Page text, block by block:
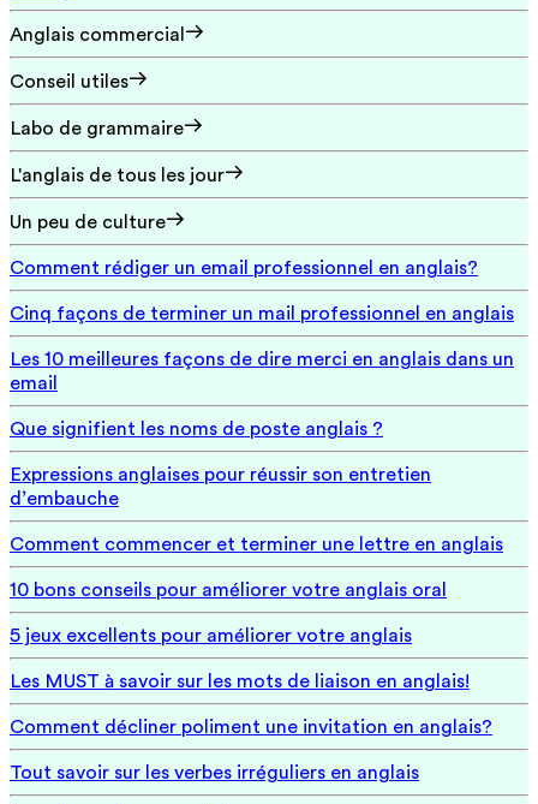
Anglais commercial
Conseil utiles
Labo de grammaire
L'anglais de tous les jour
Un peu de culture
Comment rédiger un email professionnel en anglais?
Cinq façons de terminer un mail professionnel en anglais
Les 10 meilleures façons de dire merci en anglais dans un
email
Que signifient les noms de poste anglais ?
Expressions anglaises pour réussir son entretien
d’embauche
Comment commencer et terminer une lettre en anglais
10 bons conseils pour améliorer votre anglais oral
5 jeux excellents pour améliorer votre anglais
Les MUST à savoir sur les mots de liaison en anglais!
Comment décliner poliment une invitation en anglais?
Tout savoir sur les verbes irréguliers en anglais